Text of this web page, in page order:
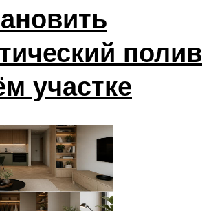
полив
участке